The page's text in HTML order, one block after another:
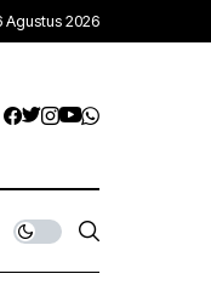
Agustus 2026